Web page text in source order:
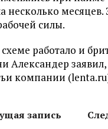
несколько
силы.
работало и
компании
запись